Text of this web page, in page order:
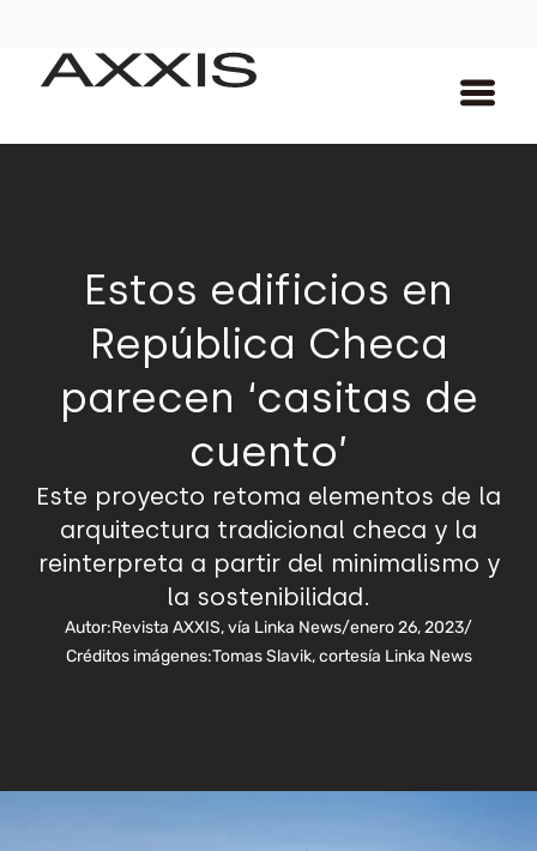
Estos edificios en
República Checa
parecen ‘casitas de
cuento’
Este proyecto retoma elementos de la
arquitectura tradicional checa y la
reinterpreta a partir del minimalismo y
la sostenibilidad.
Autor:Revista AXXIS, vía Linka News/enero 26, 2023/
Créditos imágenes:Tomas Slavik, cortesía Linka News